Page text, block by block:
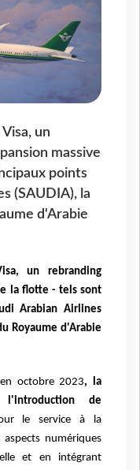
un
massive
points
(SAUDIA), la
d'Arabie
un rebranding
la flotte - tels sont
Arabian Airlines
Royaume d'Arabie
octobre 2023, la
l'introduction de
le service à la
numériques
et en intégrant